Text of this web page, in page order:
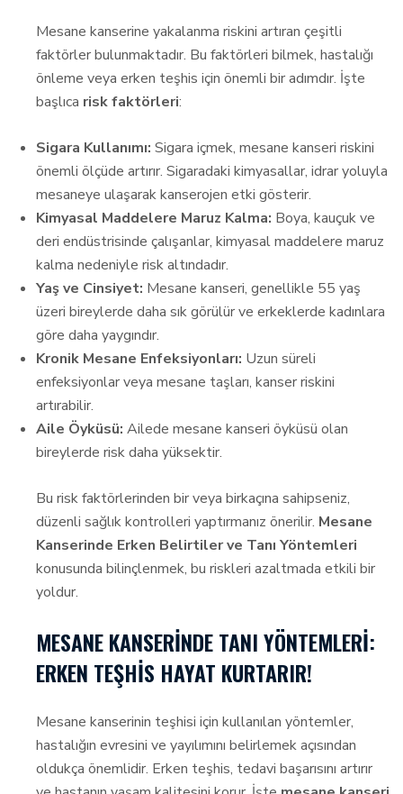
Mesane kanserine yakalanma riskini artıran çeşitli
faktörler bulunmaktadır. Bu faktörleri bilmek, hastalığı
önleme veya erken teşhis için önemli bir adımdır. İşte
başlıca risk faktörleri:
Sigara Kullanımı: Sigara içmek, mesane kanseri riskini
önemli ölçüde artırır. Sigaradaki kimyasallar, idrar yoluyla
mesaneye ulaşarak kanserojen etki gösterir.
Kimyasal Maddelere Maruz Kalma: Boya, kauçuk ve
deri endüstrisinde çalışanlar, kimyasal maddelere maruz
kalma nedeniyle risk altındadır.
Yaş ve Cinsiyet: Mesane kanseri, genellikle 55 yaş
üzeri bireylerde daha sık görülür ve erkeklerde kadınlara
göre daha yaygındır.
Kronik Mesane Enfeksiyonları: Uzun süreli
enfeksiyonlar veya mesane taşları, kanser riskini
artırabilir.
Aile Öyküsü: Ailede mesane kanseri öyküsü olan
bireylerde risk daha yüksektir.
Bu risk faktörlerinden bir veya birkaçına sahipseniz,
düzenli sağlık kontrolleri yaptırmanız önerilir. Mesane
Kanserinde Erken Belirtiler ve Tanı Yöntemleri
konusunda bilinçlenmek, bu riskleri azaltmada etkili bir
yoldur.
MESANE KANSERINDE TANI YÖNTEMLERI:
ERKEN TEŞHIS HAYAT KURTARIR!
Mesane kanserinin teşhisi için kullanılan yöntemler,
hastalığın evresini ve yayılımını belirlemek açısından
oldukça önemlidir. Erken teşhis, tedavi başarısını artırır